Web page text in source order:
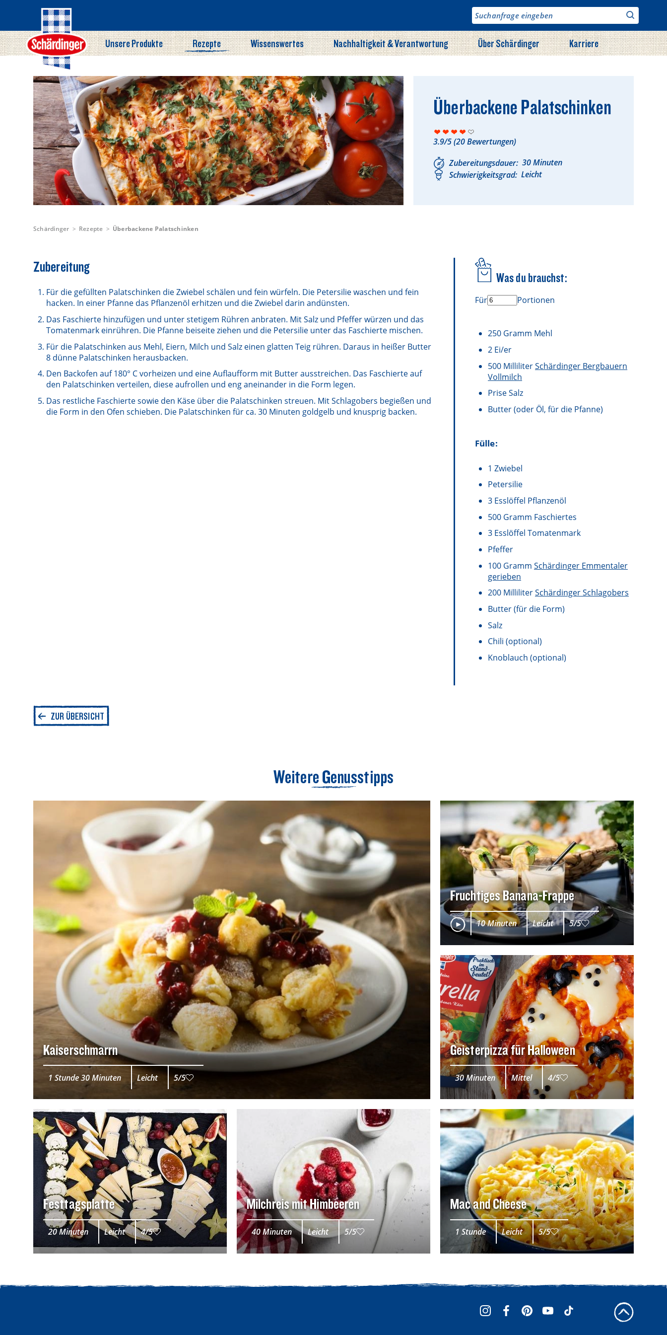
Unsere Produkte Rezepte Wissenswertes Nachhaltigkeit & Verantwortung Über Schärdinger Karriere
Überbackene Palatschinken
3.9/5(20Bewertungen)
Zubereitungsdauer 30 Minuten
Schwierigkeitsgrad Leicht
Schärdinger Rezepte Überbackene Palatschinken
Was du brauchst:
Für Portionen
250 Gramm Mehl
2 Ei/er
500 MilliliterSchärdinger Bergbauern
Vollmilch
PriseSalz
Butter(oder Öl, für die Pfanne)
Fülle:
1 Zwiebel
Petersilie
3 Esslöffel Pflanzenöl
500 Gramm Faschiertes
3 Esslöffel Tomatenmark
Pfeffer
100 Gramm Schärdinger Emmentaler
gerieben
200 MilliliterSchärdinger Schlagobers
Butter(für die Form)
Salz
Chili (optional)
Knoblauch (optional)
Zubereitung
Für die gefüllten Palatschinken die Zwiebel schälen und fein würfeln. Die Petersilie waschen und fein
hacken. In einer Pfanne das Pflanzenöl erhitzen und die Zwiebel darin andünsten.
Das Faschierte hinzufügen und unter stetigem Rühren anbraten. Mit Salz und Pfeffer würzen und das
Tomatenmark einrühren. Die Pfanne beiseite ziehen und die Petersilie unter das Faschierte mischen.
Für die Palatschinken aus Mehl, Eiern, Milch und Salz einen glatten Teig rühren. Daraus in heißer Butter
8 dünne Palatschinken herausbacken.
Den Backofen auf 180° C vorheizen und eine Auflaufform mit Butter ausstreichen. Das Faschierte auf
den Palatschinken verteilen, diese aufrollen und eng aneinander in die Form legen.
Das restliche Faschierte sowie den Käse über die Palatschinken streuen. Mit Schlagobers begießen und
die Form in den Ofen schieben. Die Palatschinken für ca. 30 Minuten goldgelb und knusprig backen.
ZUR ÜBERSICHT
Weitere Genusstipps
Kaiserschmarrn
1 Stunde 30 Minuten Leicht 5/5
Fruchtiges Banana-Frappe
10 Minuten Leicht 5/5
Geisterpizza für Halloween
30 Minuten Mittel 4/5
Mac and Cheese
1 Stunde Leicht 5/5
Festtagsplatte
20 Minuten Leicht 4/5
Milchreis mit Himbeeren
40 Minuten Leicht 5/5